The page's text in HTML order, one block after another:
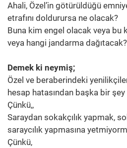
Ahali, Özel’in götürüldüğü
etrafını doldurursa ne olacak?
Buna kim engel olacak veya bu
veya hangi jandarma dağıtacak?
Demek ki neymiş;
Özel ve beraberindeki
hesap hatasından başka bir
Çünkü,,
Saraydan sokakçılık yapmak,
saraycılık yapmasına
Çünkü,